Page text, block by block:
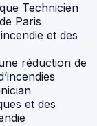
Technicien
Paris
et des
réduction de
et des